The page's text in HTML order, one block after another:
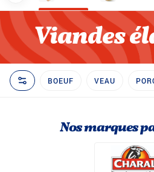
Viandes
BOEUF VEAU
Nos marques